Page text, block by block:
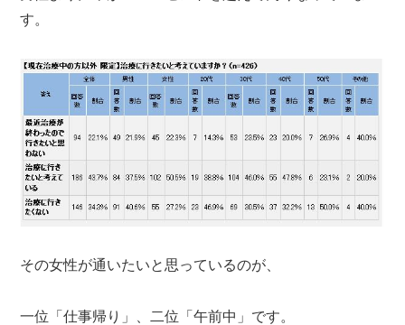
す。
その女性が通いたいと思っているのが、
一位「仕事帰り」、二位「午前中」です。